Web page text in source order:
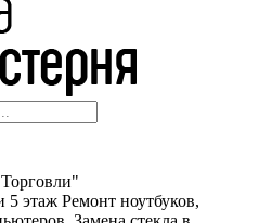
этаж Ремонт ноутбуков,